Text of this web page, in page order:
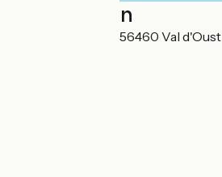
Localisation
17 rue Beaurivage 56460 Val d'Oust